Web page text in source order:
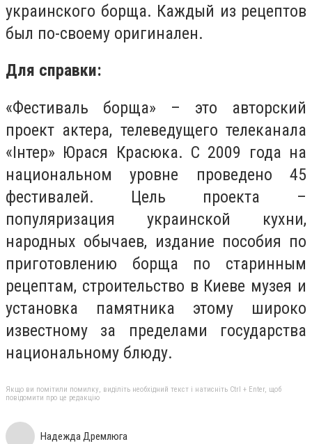
украинского борща. Каждый из рецептов
был по-своему оригинален.
Для справки:
«Фестиваль борща» – это авторский
проект актера, телеведущего телеканала
«Інтер» Юрася Красюка. С 2009 года на
национальном уровне проведено 45
фестивалей. Цель проекта –
популяризация украинской кухни,
народных обычаев, издание пособия по
приготовлению борща по старинным
рецептам, строительство в Киеве музея и
установка памятника этому широко
известному за пределами государства
национальному блюду.
Якщо ви помітили помилку, виділіть необхідний текст і натисніть Ctrl + Enter, щоб
повідомити про це редакцію
Надежда Дремлюга